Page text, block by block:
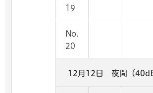
19
No.
20
12月12日 夜間（40dB